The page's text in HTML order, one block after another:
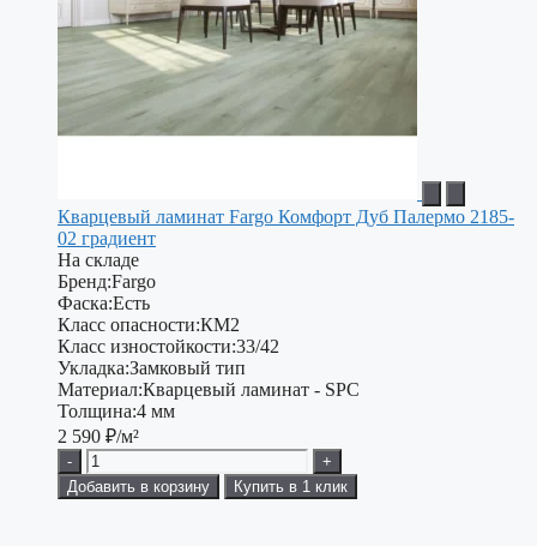
Кварцевый ламинат Fargo Комфорт Дуб Палермо 2185-
02 градиент
На складе
Бренд:Fargo
Фаска:Есть
Класс опасности:КМ2
Класс изностойкости:33/42
Укладка:Замковый тип
Материал:Кварцевый ламинат - SPC
Толщина:4 мм
2 590 ₽/м²
-
+
Добавить в корзину
Купить в 1 клик